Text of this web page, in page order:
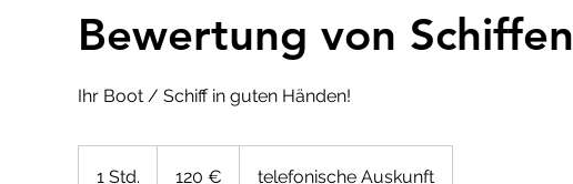
Bewertung von Schiffen
Ihr Boot / Schiff in guten Händen!
1 Std. 120 € telefonische Auskunft